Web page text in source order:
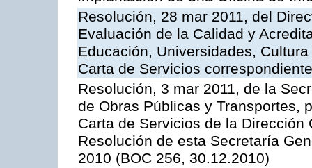
Resolución, 28 mar 2011, del
Evaluación de la Calidad y
Educación, Universidades,
Carta de Servicios
Resolución, 3 mar 2011, de la
de Obras Públicas y Transportes,
Carta de Servicios de la
Resolución de esta Secretaría
2010 (BOC 256, 30.12.2010)